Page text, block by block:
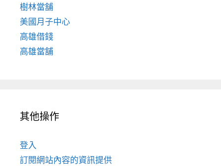
樹林當舖
美國月子中心
高雄借錢
高雄當舖
其他操作
登入
訂閱網站內容的資訊提供